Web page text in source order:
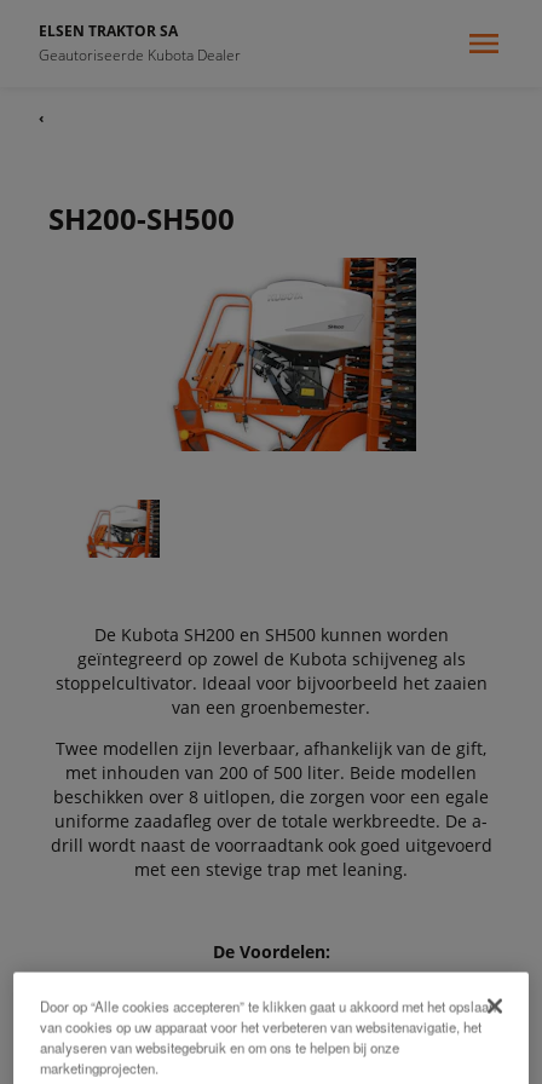
ELSEN TRAKTOR SA
Geautoriseerde Kubota Dealer
‹
SH200-SH500
De Kubota SH200 en SH500 kunnen worden
geïntegreerd op zowel de Kubota schijveneg als
stoppelcultivator. Ideaal voor bijvoorbeeld het zaaien
van een groenbemester.
Twee modellen zijn leverbaar, afhankelijk van de gift,
met inhouden van 200 of 500 liter. Beide modellen
beschikken over 8 uitlopen, die zorgen voor een egale
uniforme zaadafleg over de totale werkbreedte. De a-
drill wordt naast de voorraadtank ook goed uitgevoerd
met een stevige trap met leaning.
De Voordelen:
Exact en snel werken
Door op “Alle cookies accepteren” te klikken gaat u akkoord met het opslaan
van cookies op uw apparaat voor het verbeteren van websitenavigatie, het
analyseren van websitegebruik en om ons te helpen bij onze
marketingprojecten.